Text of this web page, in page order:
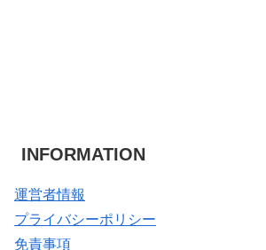
INFORMATION
運営者情報
プライバシーポリシー
免責事項